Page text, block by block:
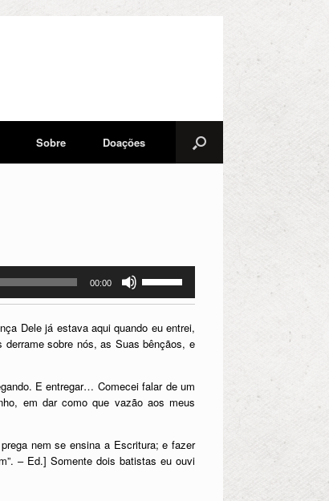
Sobre Doações
00:00
as
setas
para
cima
baixo
para
diminuir
o
Dele já estava aqui quando eu entrei,
derrame sobre nós, as Suas bênçãos, e
E entregar… Comecei falar de um
em dar como que vazão aos meus
nem se ensina a Escritura; e fazer
– Ed.] Somente dois batistas eu ouvi